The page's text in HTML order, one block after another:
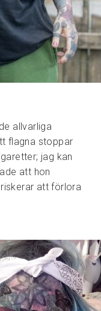
allvarliga
flagna stoppar
jag kan
att hon
att förlora